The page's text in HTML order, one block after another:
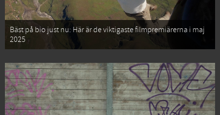
Bäst på bio just nu: Här är de viktigaste filmpremiärerna i maj
2025